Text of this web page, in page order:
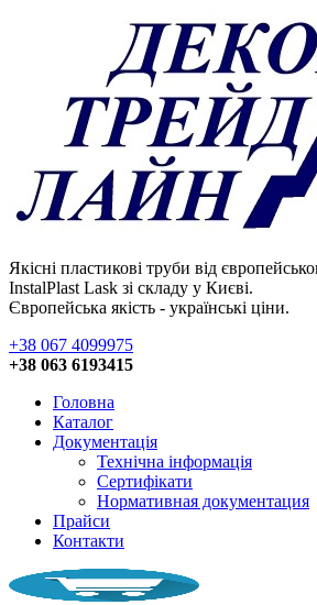
Якісні пластикові труби від
InstalPlast Lask зі складу у Києві.
Європейська якість - українські ціни.
+38 067 4099975
+38 063 6193415
Головна
Каталог
Документація
Технічна інформація
Сертифікати
Нормативная документация
Прайси
Контакти